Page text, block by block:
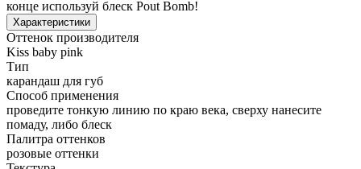
конце используй блеск Pout Bomb!
Характеристики
Оттенок производителя
Kiss baby pink
Тип
карандаш для губ
Способ применения
проведите тонкую линию по краю века, сверху нанесите
помаду, либо блеск
Палитра оттенков
розовые оттенки